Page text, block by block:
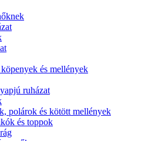
és mellények
ruházat
polárok és kötött mellények
és toppok